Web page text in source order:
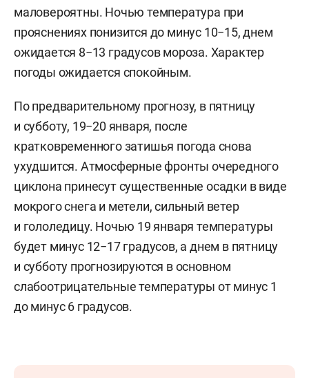
маловероятны. Ночью температура при
прояснениях понизится до минус 10−15, днем
ожидается 8−13 градусов мороза. Характер
погоды ожидается спокойным.
По предварительному прогнозу, в пятницу
и субботу, 19−20 января, после
кратковременного затишья погода снова
ухудшится. Атмосферные фронты очередного
циклона принесут существенные осадки в виде
мокрого снега и метели, сильный ветер
и гололедицу. Ночью 19 января температуры
будет минус 12−17 градусов, а днем в пятницу
и субботу прогнозируются в основном
слабоотрицательные температуры от минус 1
до минус 6 градусов.